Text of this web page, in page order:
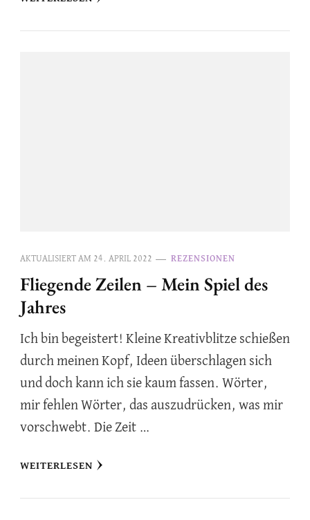
AKTUALISIERT AM 24. APRIL 2022 REZENSIONEN
Fliegende Zeilen – Mein Spiel des
Jahres
Ich bin begeistert! Kleine Kreativblitze schießen
durch meinen Kopf, Ideen überschlagen sich
und doch kann ich sie kaum fassen. Wörter,
mir fehlen Wörter, das auszudrücken, was mir
vorschwebt. Die Zeit …
WEITERLESEN